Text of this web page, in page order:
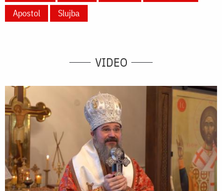
Apostol
Slujba
VIDEO